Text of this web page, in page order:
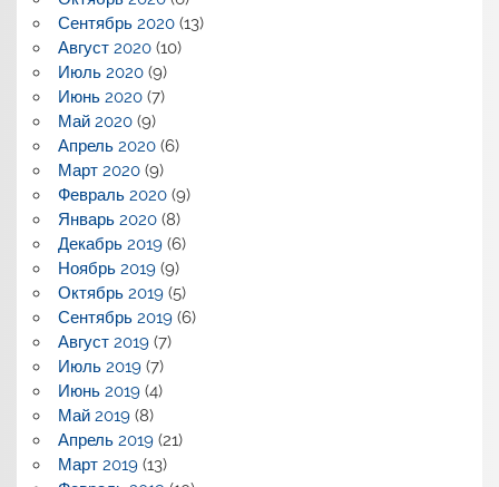
Сентябрь 2020(13)
Август 2020(10)
Июль 2020(9)
Июнь 2020(7)
Май 2020(9)
Апрель 2020(6)
Март 2020(9)
Февраль 2020(9)
Январь 2020(8)
Декабрь 2019(6)
Ноябрь 2019(9)
Октябрь 2019(5)
Сентябрь 2019(6)
Август 2019(7)
Июль 2019(7)
Июнь 2019(4)
Май 2019(8)
Апрель 2019(21)
Март 2019(13)